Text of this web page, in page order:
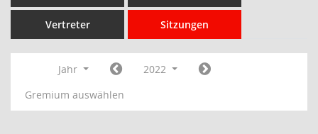
Vertreter Sitzungen
Jahr
2022
Gremium auswählen